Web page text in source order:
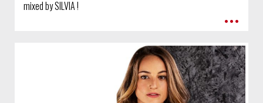
mixed by SILVIA !
•••